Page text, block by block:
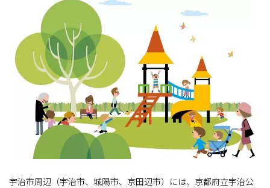
宇治市周辺（宇治市、城陽市、京田辺市）には、京都府立宇治公